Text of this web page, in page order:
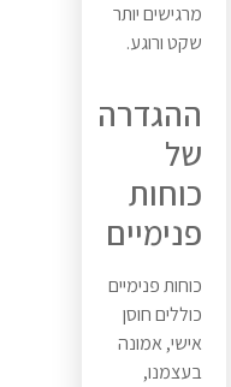
מרגישים יותר
שקט ורוגע.
ההגדרה
של
כוחות
פנימיים
כוחות פנימיים
כוללים חוסן
אישי, אמונה
בעצמנו,